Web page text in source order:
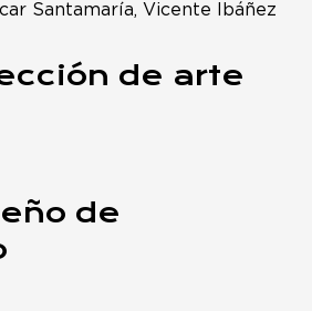
Santamaría, Vicente Ibáñez
de arte
de